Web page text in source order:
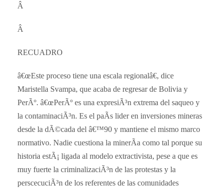
Â
Â
RECUADRO
â€œEste proceso tiene una escala regionalâ€, dice
Maristella Svampa, que acaba de regresar de Bolivia y
PerÃº. â€œPerÃº es una expresiÃ³n extrema del saqueo y
la contaminaciÃ³n. Es el paÃ­s lider en inversiones mineras
desde la dÃ©cada del â€™90 y mantiene el mismo marco
normativo. Nadie cuestiona la minerÃ­a como tal porque su
historia estÃ¡ ligada al modelo extractivista, pese a que es
muy fuerte la criminalizaciÃ³n de las protestas y la
perscecuciÃ³n de los referentes de las comunidades